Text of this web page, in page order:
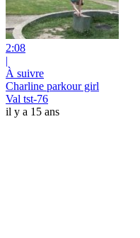
2:08
|
À suivre
Charline parkour girl
Val tst-76
il y a 15 ans